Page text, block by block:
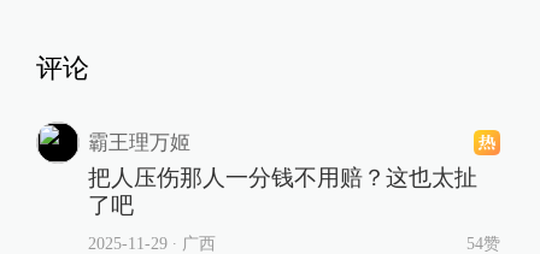
评论
霸王理万姬
把人压伤那人一分钱不用赔？这也太扯
了吧
2025-11-29∙ 广西 54赞